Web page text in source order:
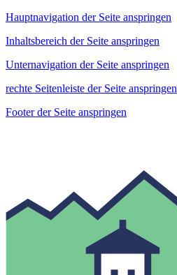
Hauptnavigation der Seite anspringen
Inhaltsbereich der Seite anspringen
Unternavigation der Seite anspringen
rechte Seitenleiste der Seite anspringen
Footer der Seite anspringen